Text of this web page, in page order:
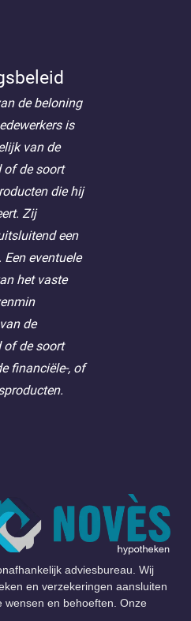
adviesbureau. Wij
en verzekeringen aansluiten
wensen en behoeften. Onze
de beloning
is
van de
of de soort
die hij
Zij
een
eventuele
het vaste
de
of de soort
financiële-, of